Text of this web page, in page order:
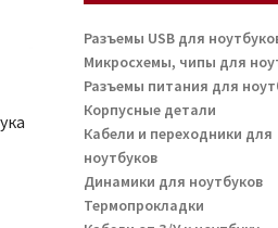
Разъемы USB для
Микросхемы, чипы для
Разъемы питания для
Корпусные детали
Кабели и переходники для
ноутбуков
Динамики для ноутбуков
Термопрокладки